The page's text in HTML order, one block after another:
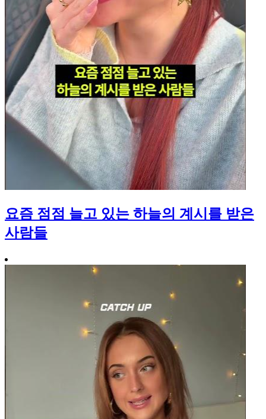
요즘 점점 늘고 있는 하늘의 계시를 받은
사람들